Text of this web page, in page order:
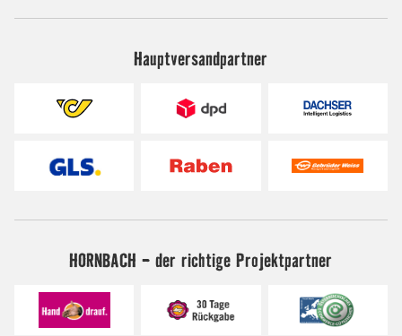
Hauptversandpartner
HORNBACH - der richtige Projektpartner